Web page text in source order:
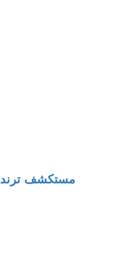
مستكشف ترند GitHub